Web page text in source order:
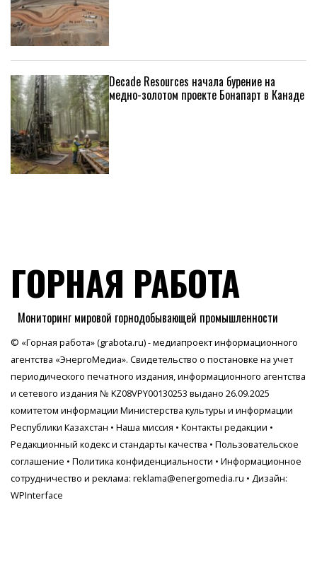
Decade Resources начала бурение на
медно-золотом проекте Бонапарт в Канаде
ГОРНАЯ РАБОТА
Мониторинг мировой горнодобывающей промышленности
© «Горная работа» (grabota.ru) - медиапроект информационного
агентства «ЭнергоМедиа». Свидетельство о постановке на учет
периодического печатного издания, информационного агентства
и сетевого издания № KZ08VPY00130253 выдано 26.09.2025
комитетом информации Министерства культуры и информации
Республики Казахстан • Наша миссия • Контакты редакции •
Редакционный кодекс и стандарты качества • Пользовательское
соглашение • Политика конфиденциальности • Информационное
сотрудничество и реклама: reklama@energomedia.ru • Дизайн:
WPInterface